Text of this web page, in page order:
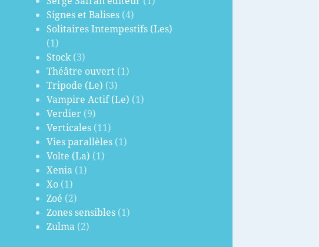
Signes et Balises (4)
Solitaires Intempestifs (Les)
(1)
Stock(3)
Théâtre ouvert (1)
Tripode (Le) (3)
Vampire Actif (Le) (1)
Verdier (9)
Verticales (11)
Vies parallèles (1)
Volte (La) (1)
Xenia (1)
Xo (1)
Zoé (2)
Zones sensibles (1)
Zulma (2)